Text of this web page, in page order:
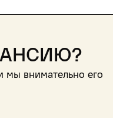
мы внимательно его